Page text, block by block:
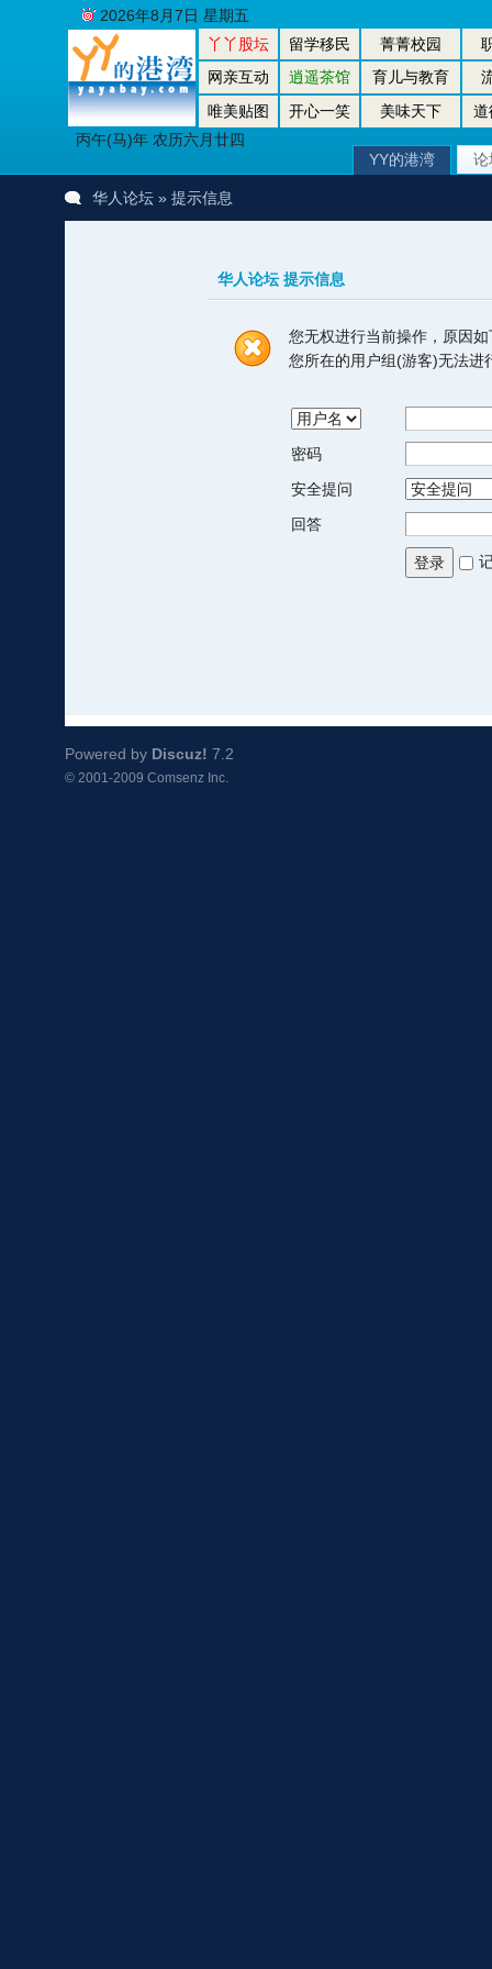
丫丫股坛 留学移民 菁菁校园
网亲互动
逍遥茶馆 育儿与教育
唯美贴图
开心一笑 美味天下
道
丙午(马)年 农历六月廿四
2026年8月7日 星期五
YY的港湾 论
华人论坛» 提示信息
华人论坛 提示信息
您无权进行当前操作，原因如
您所在的用户组(游客)无法进
密码
安全提问
回答
登录
Powered by Discuz! 7.2
© 2001-2009 Comsenz Inc.